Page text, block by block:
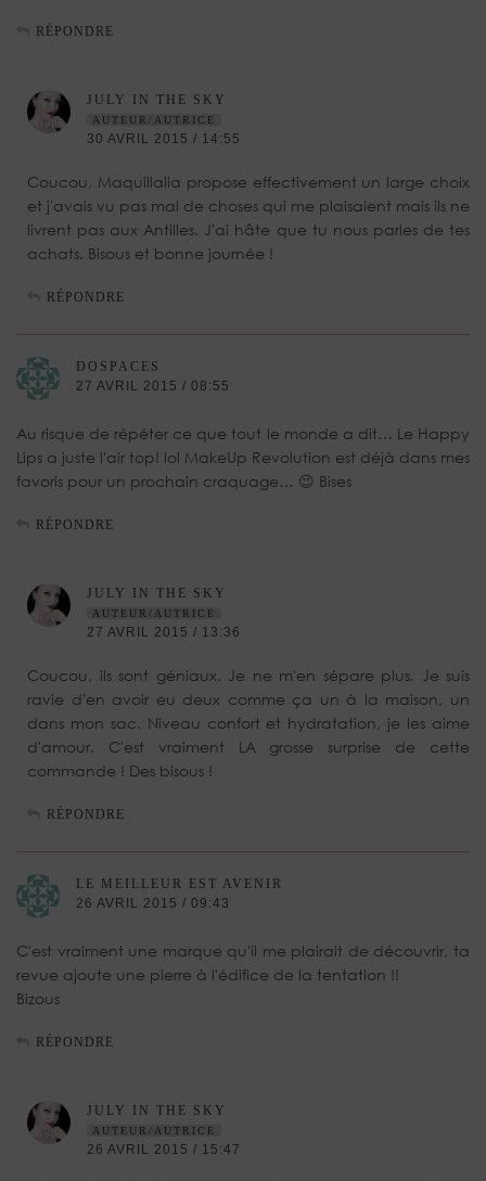
RÉPONDRE
JULY IN THE SKY
AUTEUR/AUTRICE
30 AVRIL 2015 / 14:55
Coucou, Maquillalia propose effectivement un large choix
et j'avais vu pas mal de choses qui me plaisaient mais ils ne
livrent pas aux Antilles. J'ai hâte que tu nous parles de tes
achats. Bisous et bonne journée !
RÉPONDRE
DOSPACES
27 AVRIL 2015 / 08:55
Au risque de répéter ce que tout le monde a dit… Le Happy
Lips a juste l'air top! lol MakeUp Revolution est déjà dans mes
favoris pour un prochain craquage… 😉 Bises
RÉPONDRE
JULY IN THE SKY
AUTEUR/AUTRICE
27 AVRIL 2015 / 13:36
Coucou, ils sont géniaux. Je ne m'en sépare plus. Je suis
ravie d'en avoir eu deux comme ça un à la maison, un
dans mon sac. Niveau confort et hydratation, je les aime
d'amour. C'est vraiment LA grosse surprise de cette
commande ! Des bisous !
RÉPONDRE
LE MEILLEUR EST AVENIR
26 AVRIL 2015 / 09:43
C'est vraiment une marque qu'il me plairait de découvrir, ta
revue ajoute une pierre à l'édifice de la tentation !!
Bizous
RÉPONDRE
JULY IN THE SKY
AUTEUR/AUTRICE
26 AVRIL 2015 / 15:47